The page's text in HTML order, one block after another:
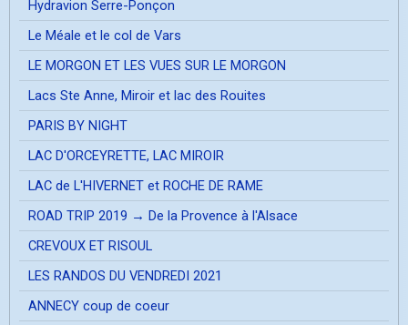
Hydravion Serre-Ponçon
Le Méale et le col de Vars
LE MORGON ET LES VUES SUR LE MORGON
Lacs Ste Anne, Miroir et lac des Rouites
PARIS BY NIGHT
LAC D'ORCEYRETTE, LAC MIROIR
LAC de L'HIVERNET et ROCHE DE RAME
ROAD TRIP 2019 → De la Provence à l'Alsace
CREVOUX ET RISOUL
LES RANDOS DU VENDREDI 2021
ANNECY coup de coeur